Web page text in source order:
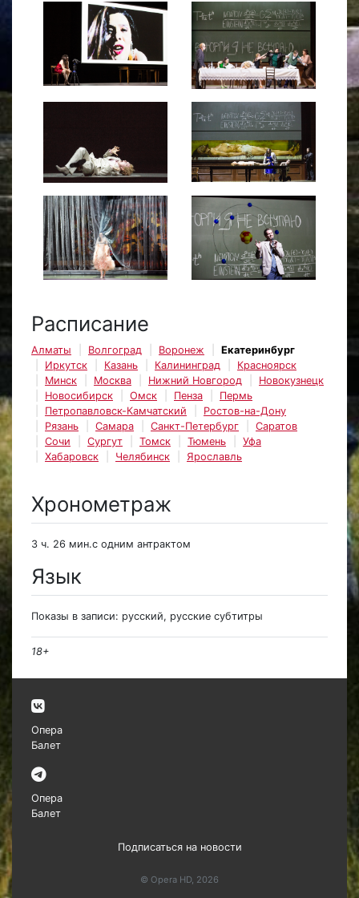
Расписание
Алматы Волгоград Воронеж
Екатеринбург
Иркутск
Казань Калининград
Красноярск
Минск
Москва Нижний Новгород
Новокузнецк
Новосибирск
Омск Пенза
Пермь
Петропавловск-Камчатский
Ростов-на-Дону
Рязань
Самара Санкт-Петербург
Саратов
Сочи
Сургут Томск Тюмень
Уфа
Хабаровск
Челябинск Ярославль
Хронометраж
3 ч. 26 мин.с одним антрактом
Язык
Показы в записи: русский, русские субтитры
18+
Опера
Балет
Опера
Балет
Подписаться на новости
© Opera HD, 2026